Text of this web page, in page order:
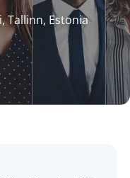
Tallinn, Estonia